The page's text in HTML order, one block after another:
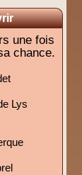
une fois
chance.
Lys